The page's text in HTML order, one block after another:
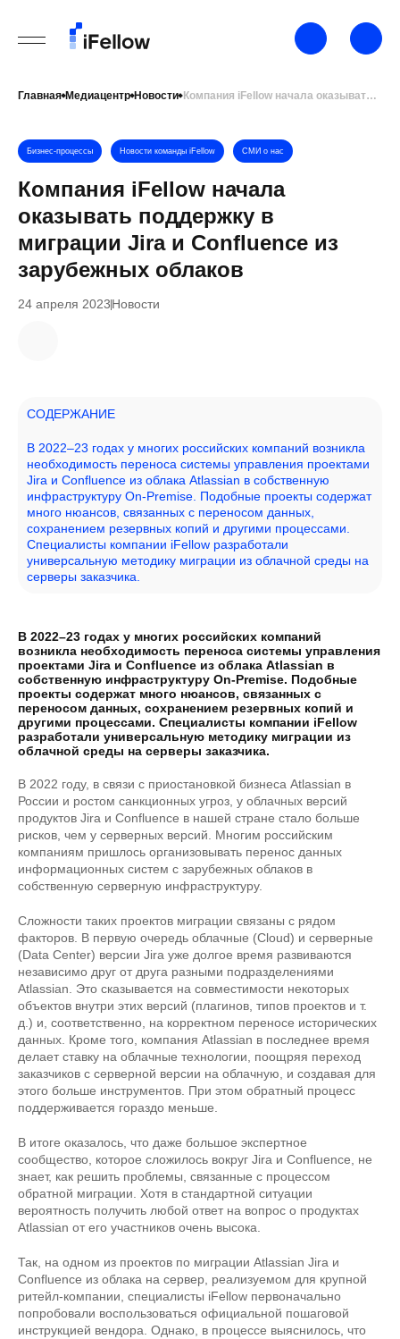
Главная Медиацентр Новости Компания iFellow начала оказывать поддержку в миграции Jira и Confluence из зарубежных облаков
Компания iFellow начала
оказывать поддержку в
миграции Jira и Confluence из
зарубежных облаков
Бизнес-процессы Новости команды iFellow СМИ о нас
24 апреля 2023Новости
СОДЕРЖАНИЕ
В 2022–23 годах у многих российских компаний возникла
необходимость переноса системы управления проектами
Jira и Confluence из облака Atlassian в собственную
инфраструктуру On-Premise. Подобные проекты содержат
много нюансов, связанных с переносом данных,
сохранением резервных копий и другими процессами.
Специалисты компании iFellow разработали
универсальную методику миграции из облачной среды на
серверы заказчика.
В 2022–23 годах у многих российских компаний
возникла необходимость переноса системы управления
проектами Jira и Confluence из облака Atlassian в
собственную инфраструктуру On-Premise. Подобные
проекты содержат много нюансов, связанных с
переносом данных, сохранением резервных копий и
другими процессами. Специалисты компании iFellow
разработали универсальную методику миграции из
облачной среды на серверы заказчика.
В 2022 году, в связи с приостановкой бизнеса Atlassian в
России и ростом санкционных угроз, у облачных версий
продуктов Jira и Confluence в нашей стране стало больше
рисков, чем у серверных версий. Многим российским
компаниям пришлось организовывать перенос данных
информационных систем с зарубежных облаков в
собственную серверную инфраструктуру.
Сложности таких проектов миграции связаны с рядом
факторов. В первую очередь облачные (Cloud) и серверные
(Data Center) версии Jira уже долгое время развиваются
независимо друг от друга разными подразделениями
Atlassian. Это сказывается на совместимости некоторых
объектов внутри этих версий (плагинов, типов проектов и т.
д.) и, соответственно, на корректном переносе исторических
данных. Кроме того, компания Atlassian в последнее время
делает ставку на облачные технологии, поощряя переход
заказчиков с серверной версии на облачную, и создавая для
этого больше инструментов. При этом обратный процесс
поддерживается гораздо меньше.
В итоге оказалось, что даже большое экспертное
сообщество, которое сложилось вокруг Jira и Confluence, не
знает, как решить проблемы, связанные с процессом
обратной миграции. Хотя в стандартной ситуации
вероятность получить любой ответ на вопрос о продуктах
Atlassian от его участников очень высока.
Так, на одном из проектов по миграции Atlassian Jira и
Confluence из облака на сервер, реализуемом для крупной
ритейл-компании, специалисты iFellow первоначально
попробовали воспользоваться официальной пошаговой
инструкцией вендора. Однако, в процессе выяснилось, что